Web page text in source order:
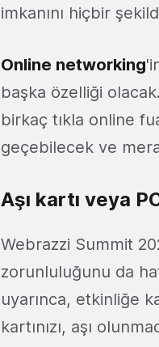
imkanını hiçbir
Online networking
başka özelliği
birkaç tıkla online
geçebilecek ve
Aşı kartı veya
Webrazzi Summit
zorunluluğunu da
uyarınca, etkinliğe
kartınızı, aşı